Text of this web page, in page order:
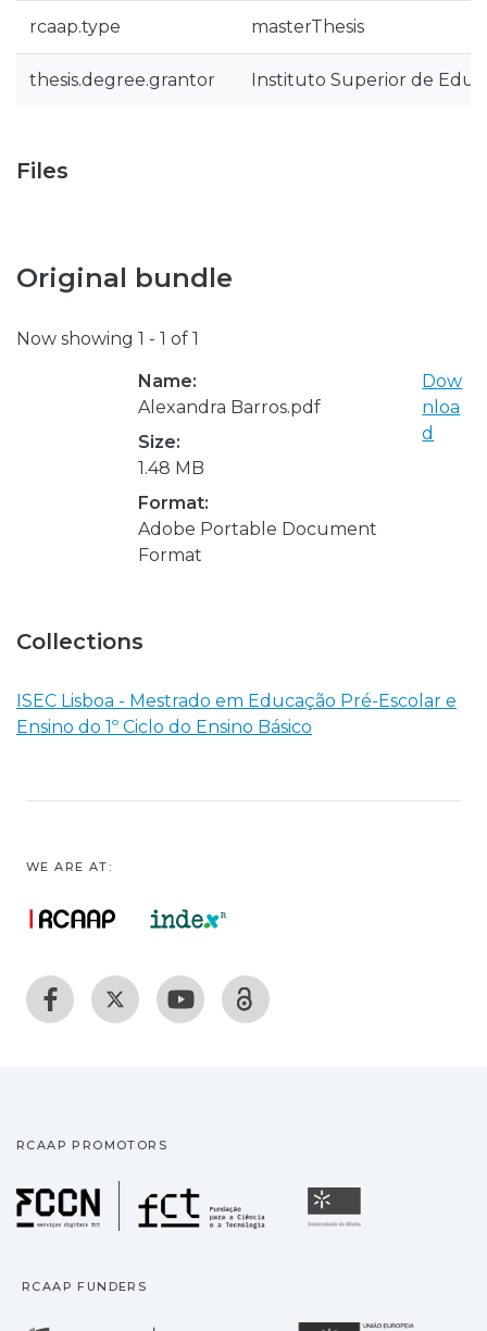
rcaap.type masterThesis
thesis.degree.grantor Instituto Superior de
Files
Original bundle
Now showing 1 - 1 of 1
Name:
Alexandra Barros.pdf
Size:
1.48 MB
Format:
Adobe Portable Document
Format
Dow
nloa
d
Collections
ISEC Lisboa - Mestrado em Educação Pré-Escolar e
Ensino do 1º Ciclo do Ensino Básico
WE ARE AT:
RCAAP PROMOTORS
Fundação para a
RCAAP FUNDERS